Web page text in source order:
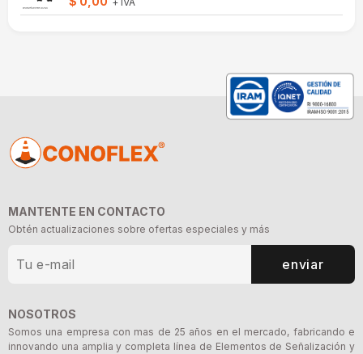
MANTENTE EN CONTACTO
Obtén actualizaciones sobre ofertas especiales y más
enviar
NOSOTROS
Somos una empresa con mas de 25 años en el mercado, fabricando e
innovando una amplia y completa línea de Elementos de Señalización y